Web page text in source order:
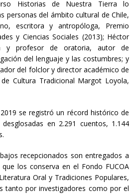
Historias de Nuestra Tierra lo
personas del ámbito cultural de Chile,
escritora y antropóloga, Premio
y Ciencias Sociales (2013); Héctor
y profesor de oratoria, autor de
del lenguaje y las costumbres; y
del folclor y director académico de
Cultura Tradicional Margot Loyola,
se registró un récord histórico de
en 2.291 cuentos, 1.144
recepcionados son entregados a
los conserva en el Fondo FUCOA
Oral y Tradiciones Populares,
tanto por investigadores como por el